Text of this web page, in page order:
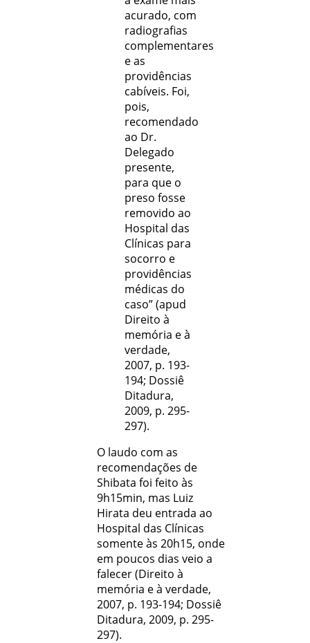
acurado, com
radiograﬁas
complementares
e as
providências
cabíveis. Foi,
pois,
recomendado
ao Dr.
Delegado
presente,
para que o
preso fosse
removido ao
Hospital das
Clínicas para
socorro e
providências
médicas do
caso” (apud
Direito à
memória e à
verdade,
2007, p. 193-
194; Dossiê
Ditadura,
2009, p. 295-
297).
O laudo com as
recomendações de
Shibata foi feito às
9h15min, mas Luiz
Hirata deu entrada ao
Hospital das Clínicas
somente às 20h15, onde
em poucos dias veio a
falecer (Direito à
memória e à verdade,
2007, p. 193-194; Dossiê
Ditadura, 2009, p. 295-
297).